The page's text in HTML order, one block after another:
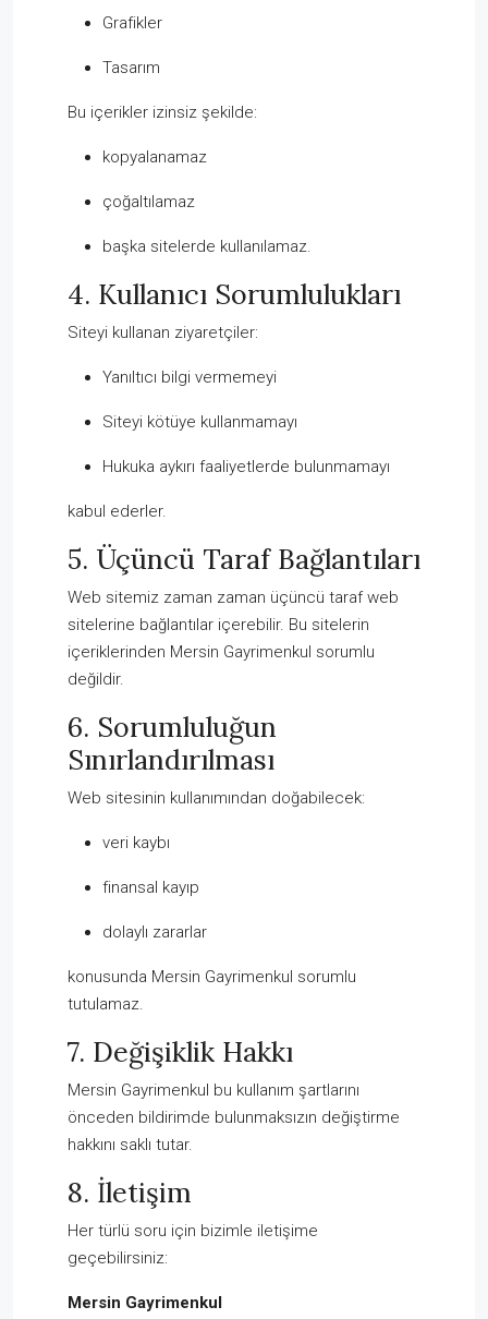
Grafikler
Tasarım
Bu içerikler izinsiz şekilde:
kopyalanamaz
çoğaltılamaz
başka sitelerde kullanılamaz.
4. Kullanıcı Sorumlulukları
Siteyi kullanan ziyaretçiler:
Yanıltıcı bilgi vermemeyi
Siteyi kötüye kullanmamayı
Hukuka aykırı faaliyetlerde bulunmamayı
kabul ederler.
5. Üçüncü Taraf Bağlantıları
Web sitemiz zaman zaman üçüncü taraf web
sitelerine bağlantılar içerebilir. Bu sitelerin
içeriklerinden Mersin Gayrimenkul sorumlu
değildir.
6. Sorumluluğun
Sınırlandırılması
Web sitesinin kullanımından doğabilecek:
veri kaybı
finansal kayıp
dolaylı zararlar
konusunda Mersin Gayrimenkul sorumlu
tutulamaz.
7. Değişiklik Hakkı
Mersin Gayrimenkul bu kullanım şartlarını
önceden bildirimde bulunmaksızın değiştirme
hakkını saklı tutar.
8. İletişim
Her türlü soru için bizimle iletişime
geçebilirsiniz:
Mersin Gayrimenkul